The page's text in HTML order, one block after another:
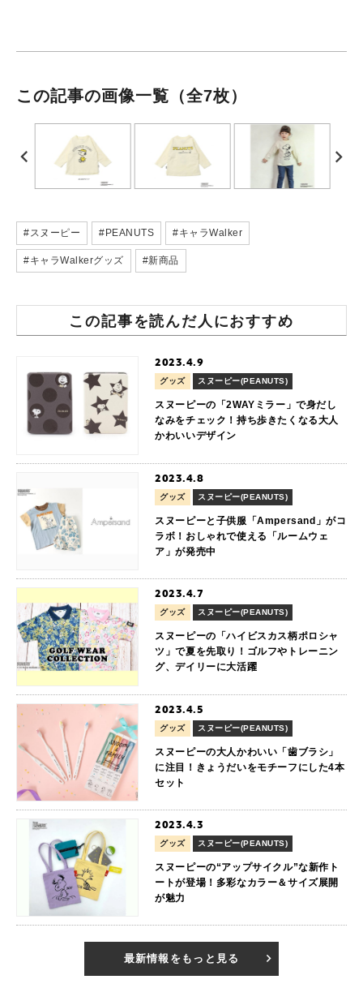
この記事の画像一覧 （全7枚）
#スヌーピー #PEANUTS #キャラWalker
#キャラWalkerグッズ #新商品
この記事を読んだ人におすすめ
2023.4.9
グッズ スヌーピー(PEANUTS)
スヌーピーの「2WAYミラー」で身だし
なみをチェック！持ち歩きたくなる大人
かわいいデザイン
2023.4.8
グッズ スヌーピー(PEANUTS)
スヌーピーと子供服「Ampersand」がコ
ラボ！おしゃれで使える「ルームウェ
ア」が発売中
2023.4.7
グッズ スヌーピー(PEANUTS)
スヌーピーの「ハイビスカス柄ポロシャ
ツ」で夏を先取り！ゴルフやトレーニン
グ、デイリーに大活躍
2023.4.5
グッズ スヌーピー(PEANUTS)
スヌーピーの大人かわいい「歯ブラシ」
に注目！きょうだいをモチーフにした4本
セット
2023.4.3
グッズ スヌーピー(PEANUTS)
スヌーピーの“アップサイクル”な新作ト
ートが登場！多彩なカラー＆サイズ展開
が魅力
最新情報をもっと見る